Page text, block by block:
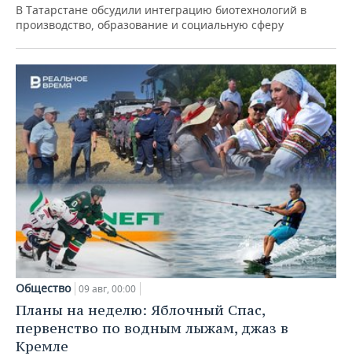
В Татарстане обсудили интеграцию биотехнологий в
производство, образование и социальную сферу
Общество 09 авг, 00:00
Планы на неделю: Яблочный Спас,
первенство по водным лыжам, джаз в
Кремле